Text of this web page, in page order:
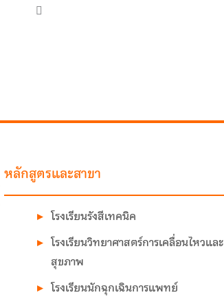
หลักสูตรและสาขา
โรงเรียนรังสีเทคนิค
โรงเรียนวิทยาศาสตร์การเคลื่อนไหวและ
สุขภาพ
โรงเรียนนักฉุกเฉินการแพทย์